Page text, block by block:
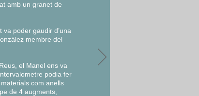
amb un granet de
poder gaudir d’una
membre del
el Manel ens va
podia fer
com anells
de 4 augments,